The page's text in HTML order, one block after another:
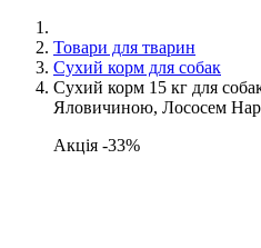
Товари для тварин
Сухий корм для собак
Сухий корм 15 кг для
Яловичиною, Лососем
Акція -33%